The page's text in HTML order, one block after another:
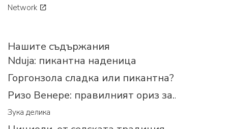
Network
Нашите съдържания
Nduja: пикантна наденица
Горгонзола сладка или пикантна?
Ризо Венере: правилният ориз за...
Зука делика